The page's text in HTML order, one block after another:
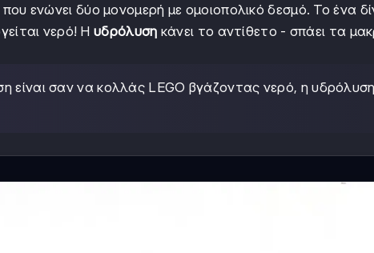
που ενώνει δύο μονομερή με ομοιοπολικό δεσμό. Το ένα
νερό! Ηυδρόλυση κάνει το αντίθετο - σπάει τα
είναι σαν να κολλάς LEGO βγάζοντας νερό, η